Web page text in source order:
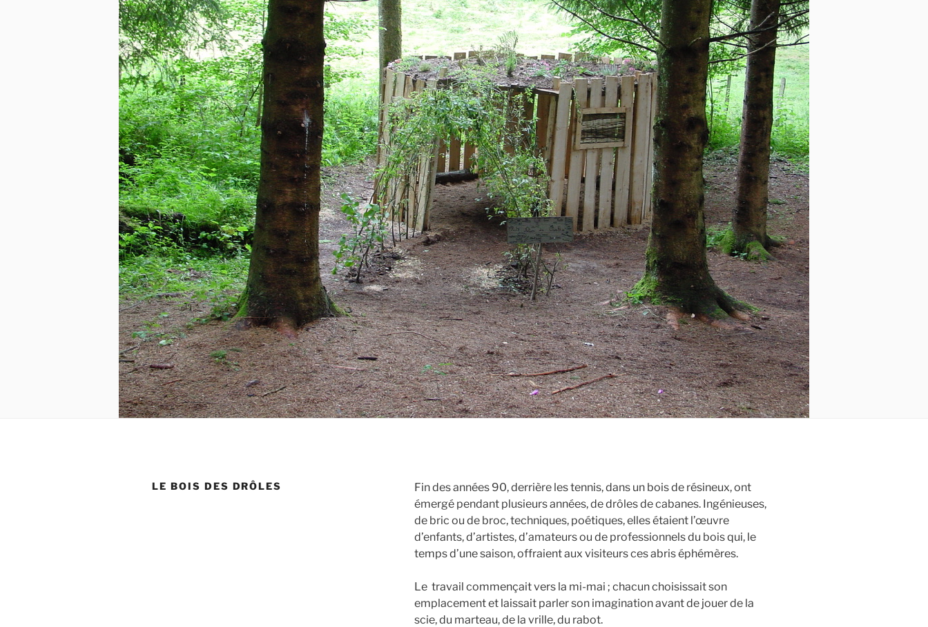
LE BOIS DES DRÔLES
Fin des années 90, derrière les tennis, dans un bois de résineux, ont
émergé pendant plusieurs années, de drôles de cabanes. Ingénieuses,
de bric ou de broc, techniques, poétiques, elles étaient l’œuvre
d’enfants, d’artistes, d’amateurs ou de professionnels du bois qui, le
temps d’une saison, offraient aux visiteurs ces abris éphémères.
Le travail commençait vers la mi-mai ; chacun choisissait son
emplacement et laissait parler son imagination avant de jouer de la
scie, du marteau, de la vrille, du rabot.